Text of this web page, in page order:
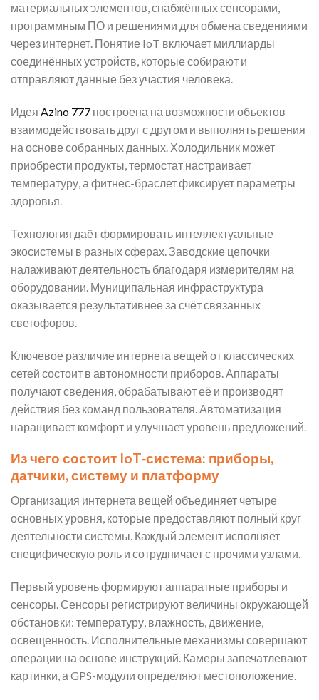
материальных элементов, снабжённых сенсорами,
программным ПО и решениями для обмена сведениями
через интернет. Понятие IoT включает миллиарды
соединённых устройств, которые собирают и
отправляют данные без участия человека.
Идея Azino 777 построена на возможности объектов
взаимодействовать друг с другом и выполнять решения
на основе собранных данных. Холодильник может
приобрести продукты, термостат настраивает
температуру, а фитнес-браслет фиксирует параметры
здоровья.
Технология даёт формировать интеллектуальные
экосистемы в разных сферах. Заводские цепочки
налаживают деятельность благодаря измерителям на
оборудовании. Муниципальная инфраструктура
оказывается результативнее за счёт связанных
светофоров.
Ключевое различие интернета вещей от классических
сетей состоит в автономности приборов. Аппараты
получают сведения, обрабатывают её и производят
действия без команд пользователя. Автоматизация
наращивает комфорт и улучшает уровень предложений.
Из чего состоит IoT‑система: приборы,
датчики, систему и платформу
Организация интернета вещей объединяет четыре
основных уровня, которые предоставляют полный круг
деятельности системы. Каждый элемент исполняет
специфическую роль и сотрудничает с прочими узлами.
Первый уровень формируют аппаратные приборы и
сенсоры. Сенсоры регистрируют величины окружающей
обстановки: температуру, влажность, движение,
освещенность. Исполнительные механизмы совершают
операции на основе инструкций. Камеры запечатлевают
картинки, а GPS-модули определяют местоположение.